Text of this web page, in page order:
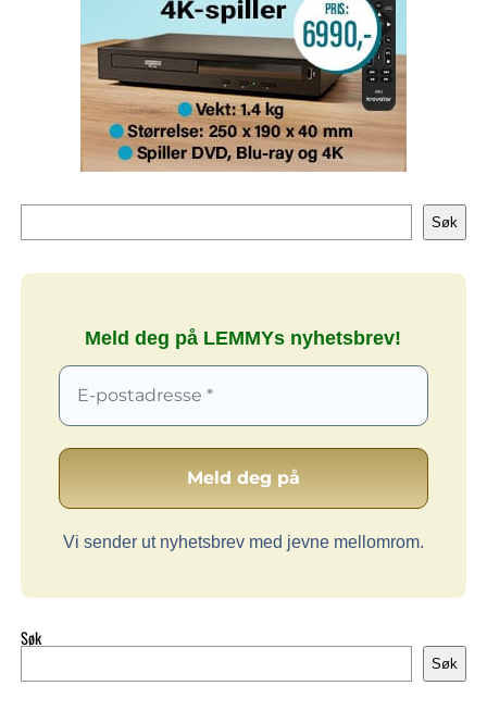
Søk
Søk
Meld deg på LEMMYs nyhetsbrev!
Vi sender ut nyhetsbrev med jevne mellomrom.
Søk
Søk